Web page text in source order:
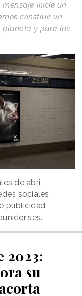
mensaje inicie un
construir un
planeta y para los
de abril,
sociales,
publicidad
2023:
su